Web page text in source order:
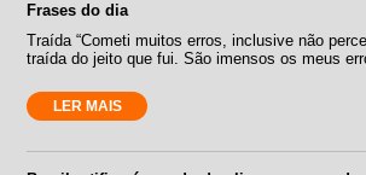
Frases do dia
Traída “Cometi muitos erros, inclusive não
traída do jeito que fui. São imensos os meus
LER MAIS